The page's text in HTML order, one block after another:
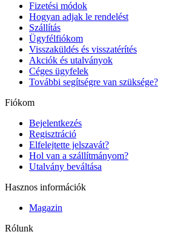
Fizetési módok
Hogyan adjak le rendelést
Szállítás
Ügyfélfiókom
Visszaküldés és visszatérítés
Akciók és utalványok
Céges ügyfelek
További segítségre van szüksége?
Fiókom
Bejelentkezés
Regisztráció
Elfelejtette jelszavát?
Hol van a szállítmányom?
Utalvány beváltása
Hasznos információk
Magazin
Rólunk